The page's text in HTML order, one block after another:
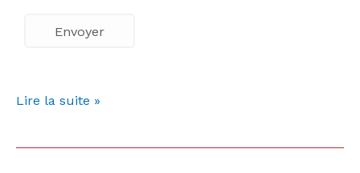
Lire la suite »